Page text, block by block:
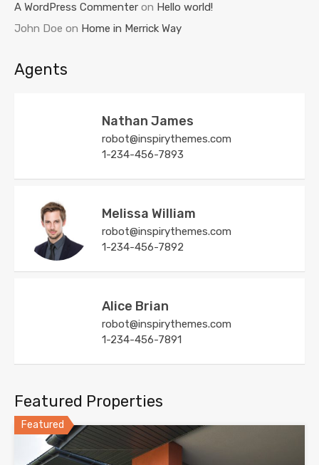
A WordPress Commenter on Hello world!
John Doe on Home in Merrick Way
Agents
Nathan James
robot@inspirythemes.com
1-234-456-7893
Melissa William
robot@inspirythemes.com
1-234-456-7892
Alice Brian
robot@inspirythemes.com
1-234-456-7891
Featured Properties
Featured